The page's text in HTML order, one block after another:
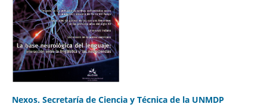
Nexos. Secretaría de Ciencia y Técnica de la UNMDP